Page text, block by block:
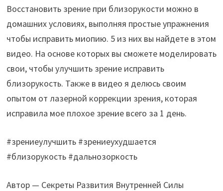
Восстановить зрение при близорукости можно в
домашних условиях, выполняя простые упражнения
чтобы исправить миопию. 5 из них вы найдете в этом
видео. На основе которых вы сможете моделировать
свои, чтобы улучшить зрение исправить
близорукость. Также в видео я делюсь своим
опытом от лазерной коррекции зрения, которая
исправила мое плохое зрение всего за 1 день.
#зрениеулучшить #зрениеухудшается
#близорукость #дальнозоркость
Автор — Секреты Развития Внутренней Силы